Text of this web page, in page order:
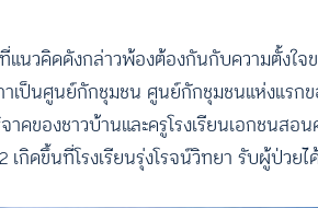
นวคิดดังกล่าวพ้องต้องกันกับความตั้งใจข
าเป็นศูนย์กักชุมชน ศูนย์กักชุมชนแห่งแรก
คของชาวบ้านและครูโรงเรียนเอกชนส
กิดขึ้นที่โรงเรียนรุ่งโรจน์วิทยา รับผู้ป่วย